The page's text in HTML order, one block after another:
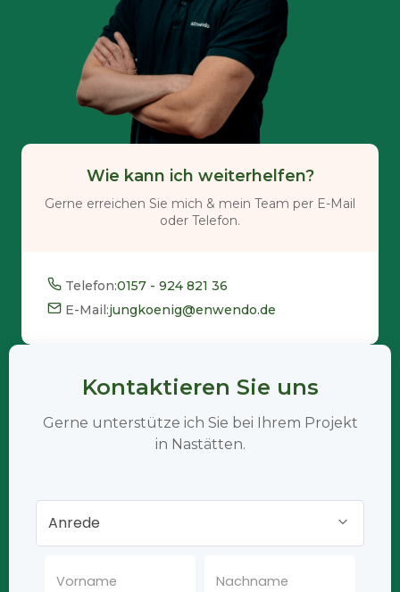
Wie kann ich weiterhelfen?
Gerne erreichen Sie mich & mein Team per E-Mail
oder Telefon.
Telefon:0157 - 924 821 36
E-Mail:jungkoenig@enwendo.de
Kontaktieren Sie uns
Gerne unterstütze ich Sie bei Ihrem Projekt
in Nastätten.